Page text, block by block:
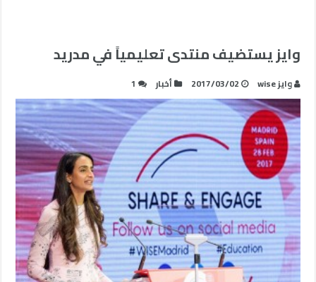
وايز يستضيف منتدى تعليمياً في مدريد
وايز wise 2017/03/02 أخبار 1